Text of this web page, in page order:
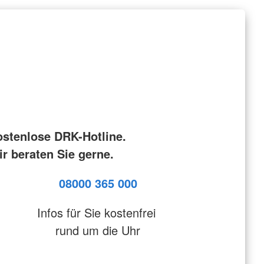
DRK-Hotline.
beraten Sie gerne.
08000 365 000
Infos für Sie kostenfrei
rund um die Uhr